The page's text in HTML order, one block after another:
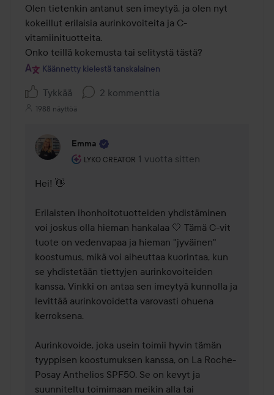
Olen tietenkin antanut sen imeytyä, ja olen nyt
kokeillut erilaisia aurinkovoiteita ja C-
vitamiinituotteita.
Onko teillä kokemusta tai selitystä tästä?
Käännetty kielestä tanskalainen
Tykkää 2 kommenttia
1988 näyttöä
Emma
LYKO CREATOR
Käyttäjän rooli: Lyko Creator.
1 vuotta sitten
Kommentti lisättiin 1 vuotta
Hei! 👋
Erilaisten ihonhoitotuotteiden yhdistäminen
voi joskus olla hieman hankalaa 🤍 Tämä C-vit
tuote on vedenvapaa ja hieman "jyväinen"
koostumus, mikä voi aiheuttaa kuorintaa, kun
se yhdistetään tiettyjen aurinkovoiteiden
kanssa. Vinkki on antaa sen imeytyä kunnolla ja
levittää aurinkovoidetta varovasti ohuena
kerroksena.
Aurinkovoide, joka usein toimii hyvin tämän
tyyppisen koostumuksen kanssa, on La Roche-
Posay Anthelios SPF50. Se on kevyt ja
suunniteltu toimimaan meikin alla tai